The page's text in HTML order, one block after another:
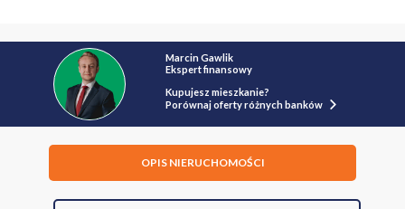
Marcin Gawlik
Ekspert finansowy
Kupujesz mieszkanie?
Porównaj oferty różnych banków
OPIS NIERUCHOMOŚCI